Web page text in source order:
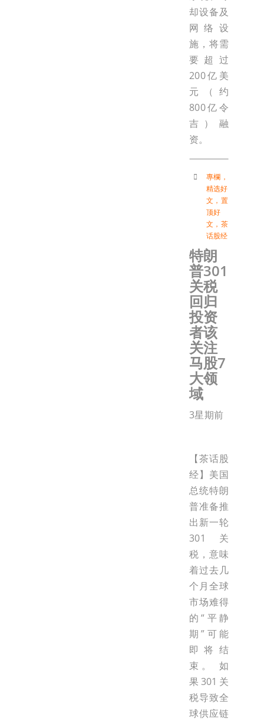
却设备及
网络设
施，将需
要超过
200亿美
元（约
800亿令
吉）融
资。
專欄 ，
精选好
文 ， 置
顶好
文 ， 茶
话股经
特朗
普301
关税
回归
投资
者该
关注
马股7
大领
域
3星期前
【茶话股
经】美国
总统特朗
普准备推
出新一轮
301关
税，意味
着过去几
个月全球
市场难得
的“平静
期”可能
即将结
束。 如
果301关
税导致全
球供应链